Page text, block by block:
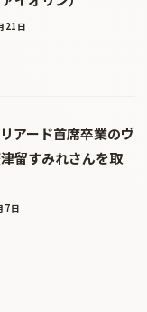
21日
アード首席卒業のヴ
留すみれさんを取
7日